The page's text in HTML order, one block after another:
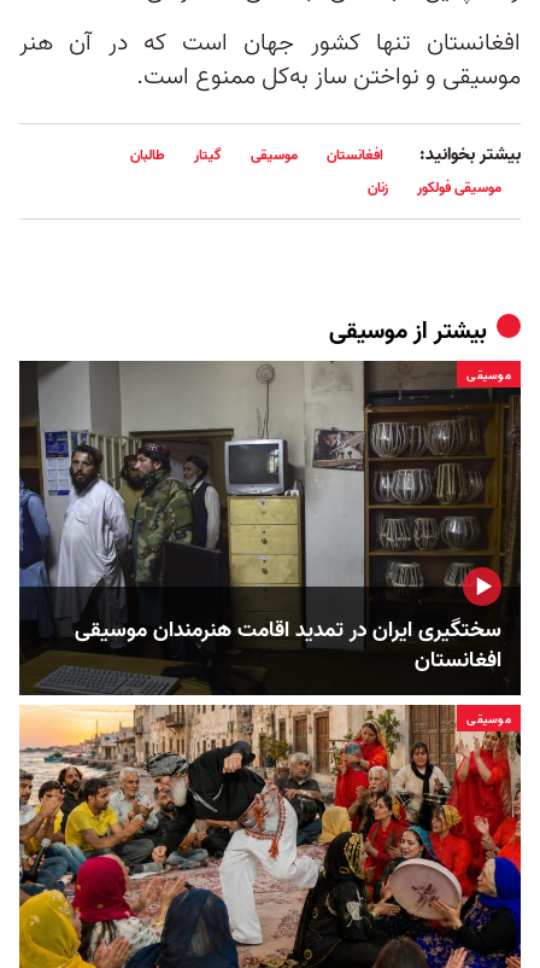
افغانستان تنها کشور جهان است که در آن هنر
موسیقی و نواختن ساز به‌کل ممنوع است.
بیشتر بخوانید: افغانستان موسیقی گیتار
طالبان
موسیقی فولکور
زنان
بیشتر ازموسیقی
موسیقی
سختگیری ایران در تمدید اقامت هنرمندان موسیقی
افغانستان
موسیقی